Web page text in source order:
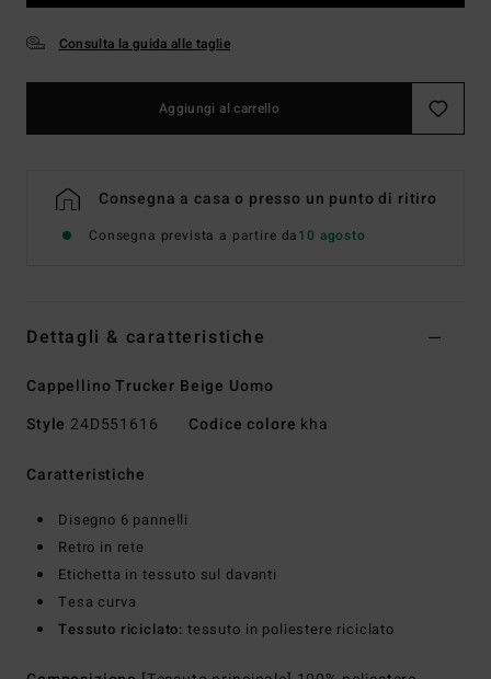
Consulta la guida alle taglie
Aggiungi al carrello
Consegna a casa o presso un punto di ritiro
Consegna prevista a partire da10 agosto
Dettagli & caratteristiche
Cappellino Trucker Beige Uomo
Style 24D551616 Codice colore kha
Caratteristiche
Disegno 6 pannelli
Retro in rete
Etichetta in tessuto sul davanti
Tesa curva
Tessuto riciclato: tessuto in poliestere riciclato